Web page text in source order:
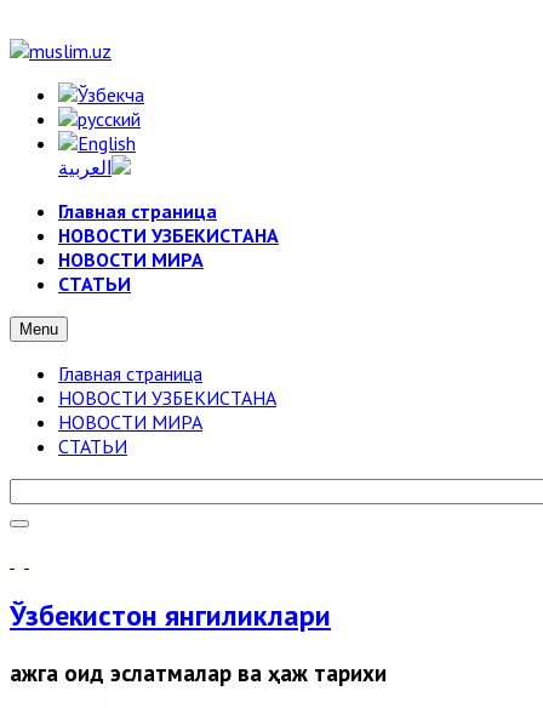
Главная страница
НОВОСТИ УЗБЕКИСТАНА
НОВОСТИ МИРА
СТАТЬИ
Menu
Главная страница
НОВОСТИ УЗБЕКИСТАНА
НОВОСТИ МИРА
СТАТЬИ
Ўзбекистон янгиликлари
Ҳажга оид эслатмалар ва ҳаж тарихи